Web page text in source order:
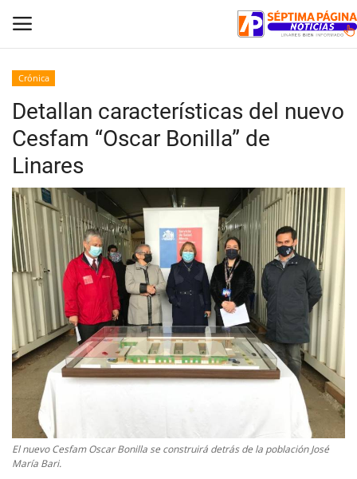
Inicio
Crónica
Policial
Tribunales
Deporte
Política
Espectáculos
Crónica
Detallan características del nuevo
Cesfam “Oscar Bonilla” de
Linares
El nuevo Cesfam Oscar Bonilla se construirá detrás de la población José
María Bari.